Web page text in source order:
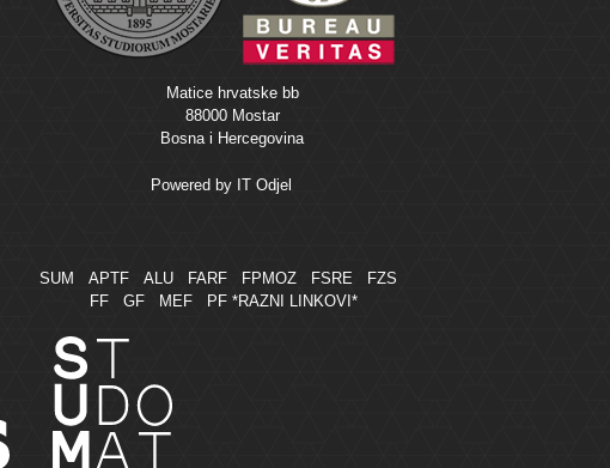
Matice hrvatske bb
88000 Mostar
Bosna i Hercegovina
Powered by IT Odjel
SUM APTF ALU FARF FPMOZ FSRE
FZS
FF
GF MEF PF *RAZNI LINKOVI*